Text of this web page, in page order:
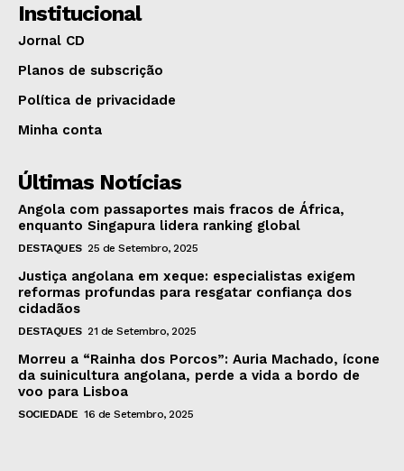
Institucional
Jornal CD
Planos de subscrição
Política de privacidade
Minha conta
Últimas Notícias
Angola com passaportes mais fracos de África,
enquanto Singapura lidera ranking global
DESTAQUES 25 de Setembro, 2025
Justiça angolana em xeque: especialistas exigem
reformas profundas para resgatar confiança dos
cidadãos
DESTAQUES 21 de Setembro, 2025
Morreu a “Rainha dos Porcos”: Auria Machado, ícone
da suinicultura angolana, perde a vida a bordo de
voo para Lisboa
SOCIEDADE 16 de Setembro, 2025